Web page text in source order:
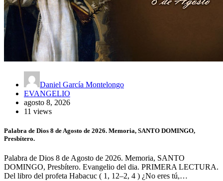
Daniel García Montelongo
EVANGELIO
agosto 8, 2026
11 views
Palabra de Dios 8 de Agosto de 2026. Memoria, SANTO DOMINGO,
Presbítero.
Palabra de Dios 8 de Agosto de 2026. Memoria, SANTO
DOMINGO, Presbítero. Evangelio del dia. PRIMERA LECTURA.
Del libro del profeta Habacuc ( 1, 12–2, 4 ) ¿No eres tú,…